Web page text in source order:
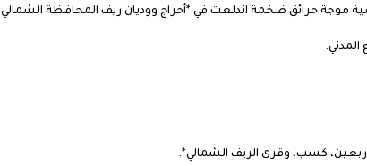
موجة حرائق ضخمة اندلعت في *أحراج ووديان ريف المحافظة الشمالي
المدني.
كسب، وقرى الريف الشمالي*.